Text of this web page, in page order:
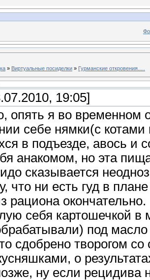
» Виртуальные посиделки » Гурманские откровения.....
19:05]
опять я во временном
себе нямки(с
в подъезде, авось и
анакомом, но эта
сказывается
что ни есть гуд в
рациона окончательно.
себя картошечкой в
под
сдобрено творогом
о
ну если рецидива